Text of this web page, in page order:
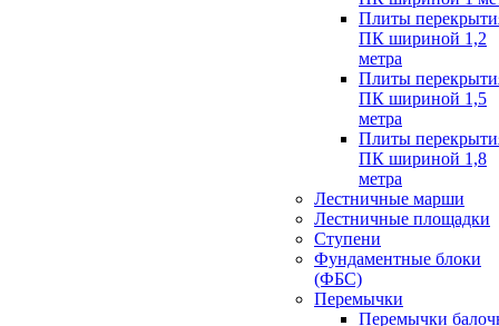
Плиты
ПК шириной 1,2
метра
Плиты
ПК шириной 1,5
метра
Плиты
ПК шириной 1,8
метра
Лестничные марши
Лестничные площадки
Ступени
Фундаментные блоки
(ФБС)
Перемычки
Перемычки